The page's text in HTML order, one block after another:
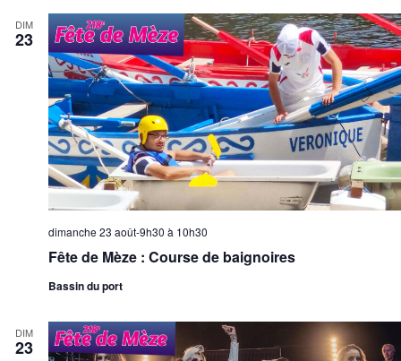
DIM
23
Fête de Mèze : Course de baignoires
dimanche 23 août-9h30 à 10h30
Bassin du port
DIM
23